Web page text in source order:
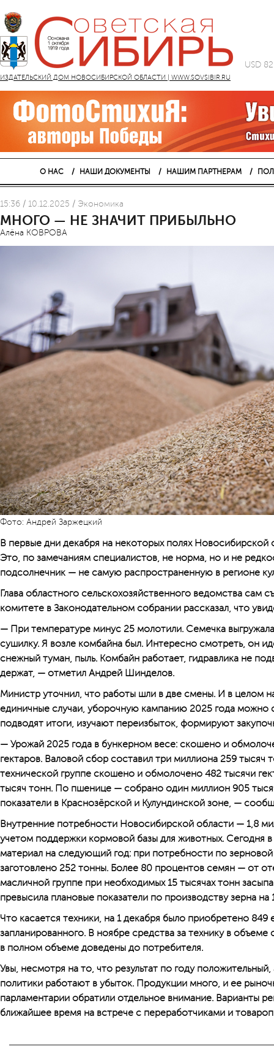
ИЗДАТЕЛЬСКИЙ ДОМ НОВОСИБИРСКОЙ ОБЛАСТИ | WWW.SOVSIBIR.RU
USD
О НАС НАШИ ДОКУМЕНТЫ НАШИМ ПАРТНЕРАМ
15:36 / 10.12.2025 / Экономика
МНОГО — НЕ ЗНАЧИТ ПРИБЫЛЬНО
Алёна КОВРОВА
Фото: Андрей Заржецкий
В первые дни декабря на некоторых полях
Это, по замечаниям специалистов, не норма, но и не
подсолнечник — не самую распространенную в регионе
Глава областного сельскохозяйственного ведомства сам
комитете в Законодательном собрании рассказал, что
— При температуре минус 25 молотили. Семечка
сушилку. Я возле комбайна был. Интересно смотреть, он
снежный туман, пыль. Комбайн работает, гидравлика не
держат, — отметил Андрей Шинделов.
Министр уточнил, что работы шли в две смены. И в целом
единичные случаи, уборочную кампанию 2025 года можно
подводят итоги, изучают переизбыток, формируют
— Урожай 2025 года в бункерном весе: скошено и
гектаров. Валовой сбор составил три миллиона 259
технической группе скошено и обмолочено 482 тысячи
тысяч тонн. По пшенице — собрано один миллион 905
показатели в Краснозёрской и Кулундинской зоне, —
Внутренние потребности Новосибирской области — 1,8
учетом поддержки кормовой базы для животных. Сегодня
материал на следующий год: при потребности по
заготовлено 252 тонны. Более 80 процентов семян — от
масличной группе при необходимых 15 тысячах тонн
превысила плановые показатели по производству зерна на
Что касается техники, на 1 декабря было приобретено
запланированного. В ноябре средства за технику в
в полном объеме доведены до потребителя.
Увы, несмотря на то, что результат по году
политики работают в убыток. Продукции много, и ее
парламентарии обратили отдельное внимание. Варианты
ближайшее время на встрече с переработчиками и